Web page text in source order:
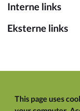
Interne links
Eksterne links
This page uses